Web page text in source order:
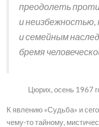
преодолеть
и неизбежностью,
и семейным
бремя
Цюрих, осень 1967
К явлению «Судьба» и
чему-то тайному,